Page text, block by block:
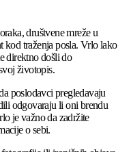
društvene mreže u
kod traženja posla. Vrlo lako
direktno došli do
životopis.
poslodavci pregledavaju
odgovaraju li oni brendu
je važno da zadržite
o sebi.